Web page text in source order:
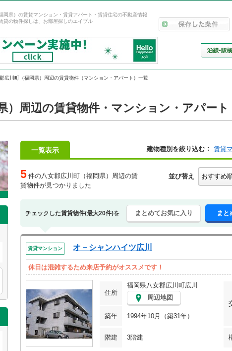
岡県）の賃貸マンション・賃貸アパート・賃貸住宅の不動産情報
貸の物件探しは、お部屋探しのエイブル
広川町（福岡県）周辺の賃貸物件（マンション・アパート）一覧
）周辺の賃貸物件・マンション・アパート
一覧表示 建物種別を絞り込む 賃貸
5 件の八女郡広川町（福岡県）周辺の賃
貸物件が見つかりました
並び替え
チェックした賃貸物件(最大20件)を まとめてお気に入り まと
賃貸マンション オ－シャンハイツ広川
休日は混雑するため来店予約がオススメです！
住所
福岡県八女郡広川町広川
周辺地図
築年 1994年10月（築31年）
階建 3階建